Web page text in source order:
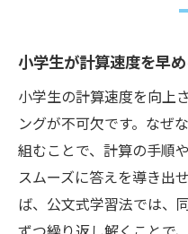
小学生が計算速度を早
小学生の計算速度を向上
ングが不可欠です。なぜ
組むことで、計算の手順
スムーズに答えを導き出
ば、公文式学習法では、